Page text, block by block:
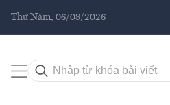
Thứ Năm, 06/08/2026